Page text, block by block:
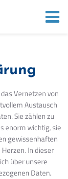
Vernetzen von
Austausch
Sie zählen zu
enorm wichtig, sie
gewissenhaften
In dieser
über unsere
Daten.